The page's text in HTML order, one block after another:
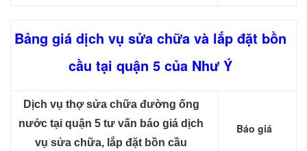
Bảng giá dịch vụ sửa chữa và lắp đặt bồn
cầu tại quận 5 của Như Ý
Dịch vụ thợ sửa chữa đường ống
nước tại quận 5 tư vấn báo giá dịch
vụ sửa chữa, lắp đặt bồn cầu
Báo giá